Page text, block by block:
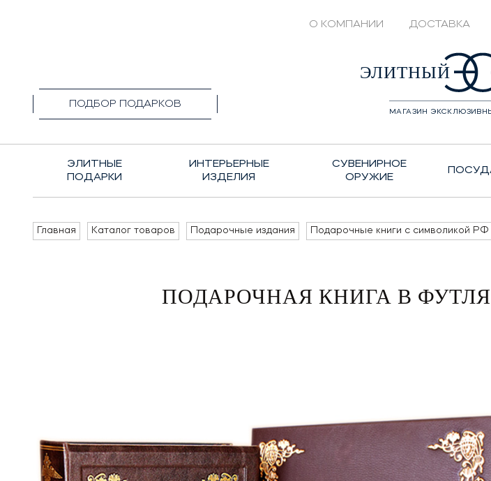
О КОМПАНИИ ДОСТАВКА
ПОДБОР ПОДАРКОВ
+7(495)1428208ЭЛИТНЫЙ
МАГАЗИН
ЭЛИТНЫЕ
ПОДАРКИ
ИНТЕРЬЕРНЫЕ
ИЗДЕЛИЯ
СУВЕНИРНОЕ
ОРУЖИЕ
Главная Каталог товаров Подарочные издания Подарочные книги с символикой РФ
ПОДАРОЧНАЯ КНИГА В